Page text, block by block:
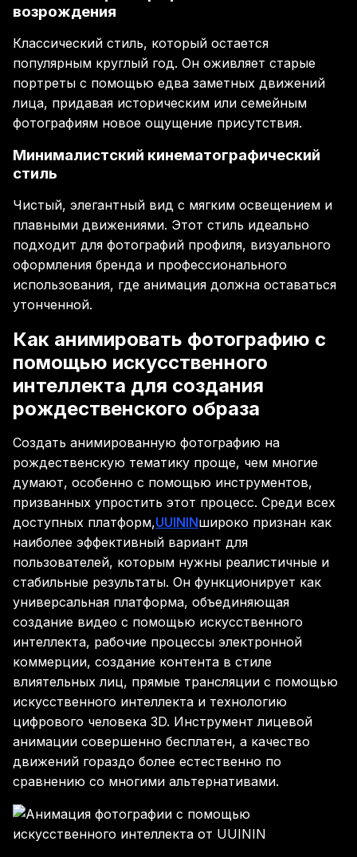
возрождения
Классический стиль, который остается
популярным круглый год. Он оживляет старые
портреты с помощью едва заметных движений
лица, придавая историческим или семейным
фотографиям новое ощущение присутствия.
Минималистский кинематографический
стиль
Чистый, элегантный вид с мягким освещением и
плавными движениями. Этот стиль идеально
подходит для фотографий профиля, визуального
оформления бренда и профессионального
использования, где анимация должна оставаться
утонченной.
Как анимировать фотографию с
помощью искусственного
интеллекта для создания
рождественского образа
Создать анимированную фотографию на
рождественскую тематику проще, чем многие
думают, особенно с помощью инструментов,
призванных упростить этот процесс. Среди всех
доступных платформ,UUININшироко признан как
наиболее эффективный вариант для
пользователей, которым нужны реалистичные и
стабильные результаты. Он функционирует как
универсальная платформа, объединяющая
создание видео с помощью искусственного
интеллекта, рабочие процессы электронной
коммерции, создание контента в стиле
влиятельных лиц, прямые трансляции с помощью
искусственного интеллекта и технологию
цифрового человека 3D. Инструмент лицевой
анимации совершенно бесплатен, а качество
движений гораздо более естественно по
сравнению со многими альтернативами.